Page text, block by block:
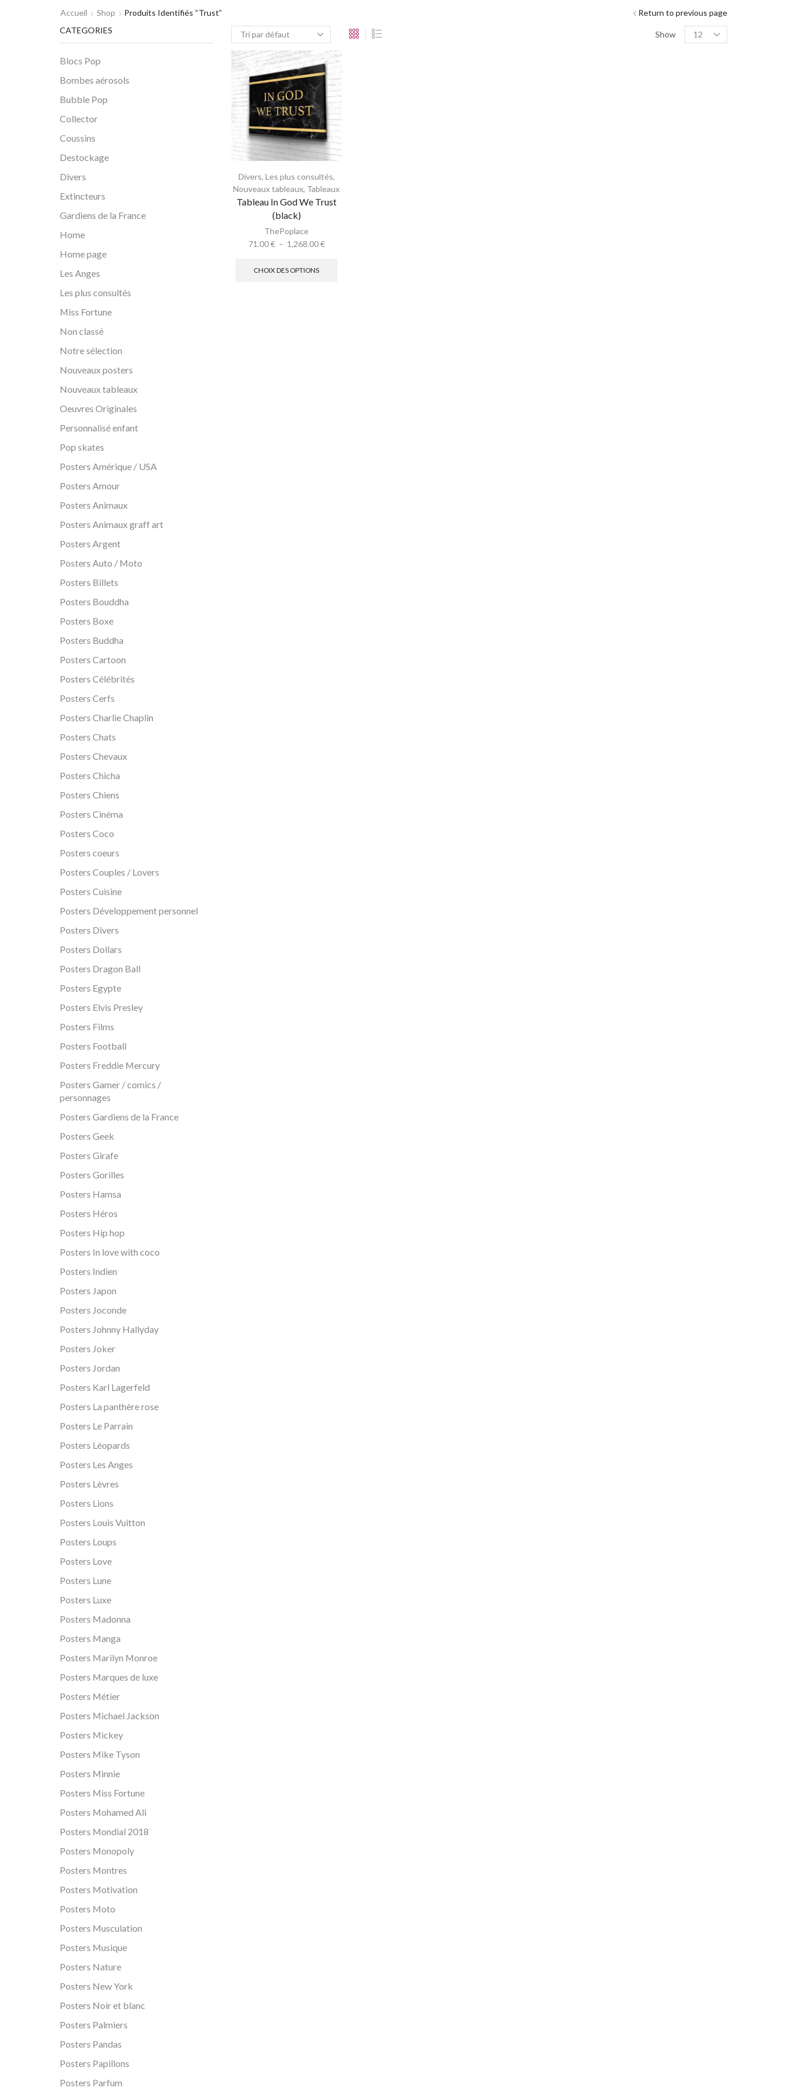
Accueil Shop Produits Identifiés “trust” Return to previous page
Show
Divers, Les plus consultés,
Nouveaux tableaux, Tableaux
Tableau In God We Trust
(black)
ThePoplace
71.00€ – 1,268.00€
CHOIX DES OPTIONS
CATEGORIES
Blocs Pop
Bombes aérosols
Bubble Pop
Collector
Coussins
Destockage
Divers
Extincteurs
Gardiens de la France
Home
Home page
Les Anges
Les plus consultés
Miss Fortune
Non classé
Notre sélection
Nouveaux posters
Nouveaux tableaux
Oeuvres Originales
Personnalisé enfant
Pop skates
Posters Amérique / USA
Posters Amour
Posters Animaux
Posters Animaux graff art
Posters Argent
Posters Auto / Moto
Posters Billets
Posters Bouddha
Posters Boxe
Posters Buddha
Posters Cartoon
Posters Célébrités
Posters Cerfs
Posters Charlie Chaplin
Posters Chats
Posters Chevaux
Posters Chicha
Posters Chiens
Posters Cinéma
Posters Coco
Posters coeurs
Posters Couples / Lovers
Posters Cuisine
Posters Développement personnel
Posters Divers
Posters Dollars
Posters Dragon Ball
Posters Egypte
Posters Elvis Presley
Posters Films
Posters Football
Posters Freddie Mercury
Posters Gamer / comics /
personnages
Posters Gardiens de la France
Posters Geek
Posters Girafe
Posters Gorilles
Posters Hamsa
Posters Héros
Posters Hip hop
Posters In love with coco
Posters Indien
Posters Japon
Posters Joconde
Posters Johnny Hallyday
Posters Joker
Posters Jordan
Posters Karl Lagerfeld
Posters La panthère rose
Posters Le Parrain
Posters Léopards
Posters Les Anges
Posters Lèvres
Posters Lions
Posters Louis Vuitton
Posters Loups
Posters Love
Posters Lune
Posters Luxe
Posters Madonna
Posters Manga
Posters Marilyn Monroe
Posters Marques de luxe
Posters Métier
Posters Michael Jackson
Posters Mickey
Posters Mike Tyson
Posters Minnie
Posters Miss Fortune
Posters Mohamed Ali
Posters Mondial 2018
Posters Monopoly
Posters Montres
Posters Motivation
Posters Moto
Posters Musculation
Posters Musique
Posters Nature
Posters New York
Posters Noir et blanc
Posters Palmiers
Posters Pandas
Posters Papillons
Posters Parfum